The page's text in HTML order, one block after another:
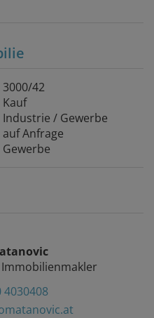
3000/42
Kauf
Industrie / Gewerbe
auf Anfrage
Gewerbe